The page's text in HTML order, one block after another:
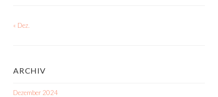
« Dez.
ARCHIV
Dezember 2024